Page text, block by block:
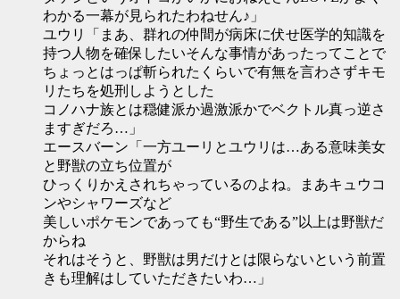
わかる一幕が見られたわねせん♪」
ユウリ「まあ、群れの仲間が病床に伏せ医学的知識を
持つ人物を確保したいそんな事情があったってことで
ちょっとはっぱ斬られたくらいで有無を言わさずキモ
リたちを処刑しようとした
コノハナ族とは穏健派か過激派かでベクトル真っ逆さ
ますぎだろ…」
エースバーン「一方ユーリとユウリは…ある意味美女
と野獣の立ち位置が
ひっくりかえされちゃっているのよね。まあキュウコ
ンやシャワーズなど
美しいポケモンであっても“野生である”以上は野獣だ
からね
それはそうと、野獣は男だけとは限らないという前置
きも理解はしていただきたいわ…」